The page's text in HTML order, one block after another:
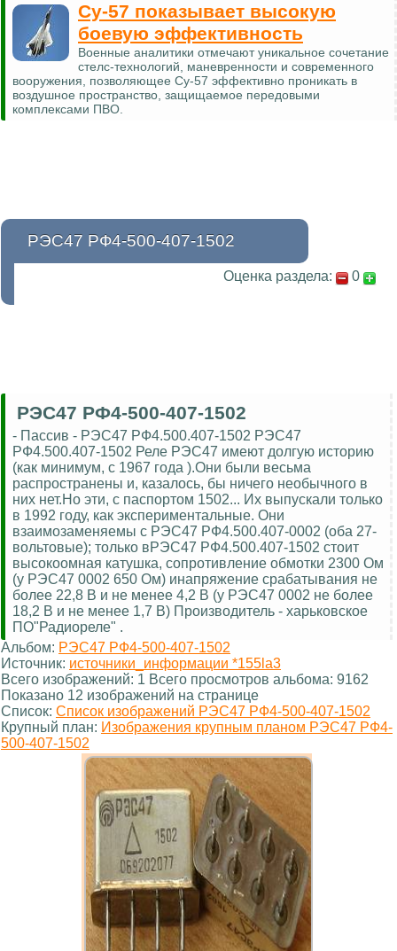
Су-57 показывает высокую
боевую эффективность
Военные аналитики отмечают уникальное сочетание
стелс-технологий, маневренности и современного
вооружения, позволяющее Су-57 эффективно проникать в
воздушное пространство, защищаемое передовыми
комплексами ПВО.
РЭС47 РФ4-500-407-1502
Оценка раздела: 0
РЭС47 РФ4-500-407-1502
- Пассив - РЭС47 РФ4.500.407-1502 РЭС47
РФ4.500.407-1502 Реле РЭС47 имеют долгую историю
(как минимум, с 1967 года ).Они были весьма
распространены и, казалось, бы ничего необычного в
них нет.Но эти, с паспортом 1502... Их выпускали только
в 1992 году, как экспериментальные. Они
взаимозаменяемы с РЭС47 РФ4.500.407-0002 (оба 27-
вольтовые); только вРЭС47 РФ4.500.407-1502 стоит
высокоомная катушка, сопротивление обмотки 2300 Ом
(у РЭС47 0002 650 Ом) инапряжение срабатывания не
более 22,8 В и не менее 4,2 В (у РЭС47 0002 не более
18,2 В и не менее 1,7 В) Производитель - харьковское
ПО"Радиореле" .
Альбом: РЭС47 РФ4-500-407-1502
Источник: источники_информации *155la3
Всего изображений: 1 Всего просмотров альбома: 9162
Показано 12 изображений на странице
Список: Список изображений РЭС47 РФ4-500-407-1502
Крупный план: Изображения крупным планом РЭС47 РФ4-
500-407-1502